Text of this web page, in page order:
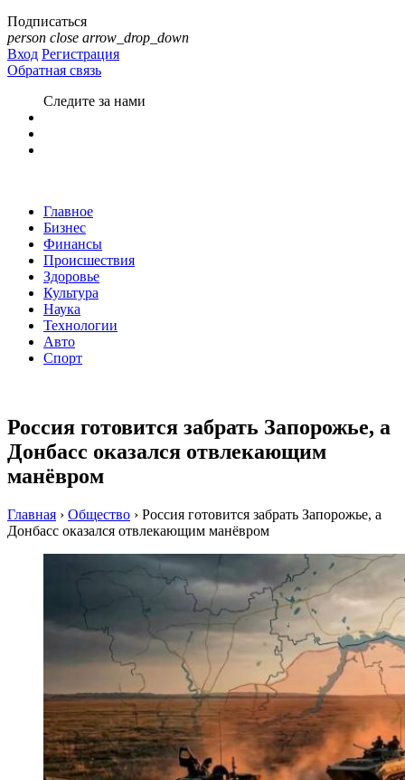
Подписаться
person close arrow_drop_down
Вход Регистрация
Обратная связь
Следите за нами
Главное
Бизнес
Финансы
Происшествия
Здоровье
Культура
Наука
Технологии
Авто
Спорт
Россия готовится забрать Запорожье, а
Донбасс оказался отвлекающим
манёвром
Главная › Общество › Россия готовится забрать Запорожье, а
Донбасс оказался отвлекающим манёвром